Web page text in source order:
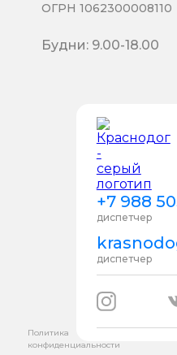
+7 988
диспетчер
диспетчер
ОГРН 1062300008110
Будни: 9.00-18.00
Политика
конфиденциальности